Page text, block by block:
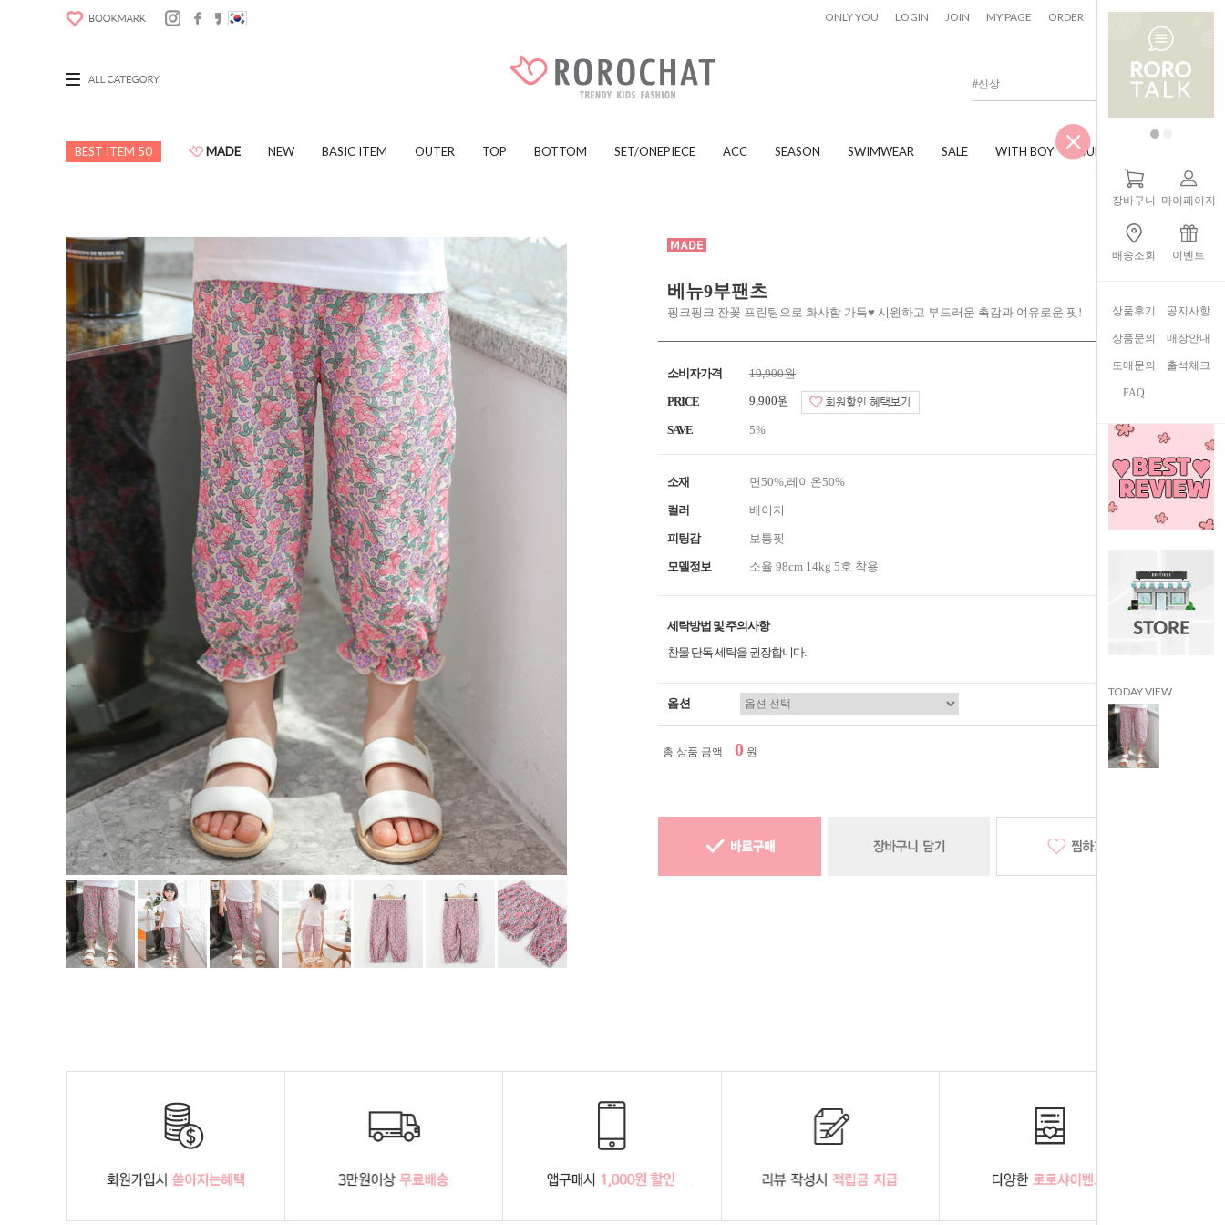
ONLY YOU LOGIN JOIN MY PAGE ORDER CART 0
BEST ITEM 50 MADE NEW BASIC ITEM OUTER TOP BOTTOM SET/ONEPIECE ACC SEASON SWIMWEAR SALE WITH BOY JUNIOR
장바구니 마이페이지
배송조회 이벤트
상품후기 공지사항
상품문의 매장안내
도매문의 출석체크
FAQ
TODAY VIEW
베뉴9부팬츠
핑크핑크 잔꽃 프린팅으로 화사함 가득♥ 시원하고 부드러운 촉감과 여유로운 핏!
소비자가격 19,900원
PRICE 9,900원
SAVE 5%
소재 면50%,레이온50%
컬러 베이지
피팅감 보통핏
모델정보 소율 98cm 14kg 5호 착용
세탁방법 및 주의사항
찬물 단독 세탁을 권장합니다.
옵션
총 상품 금액 0 원